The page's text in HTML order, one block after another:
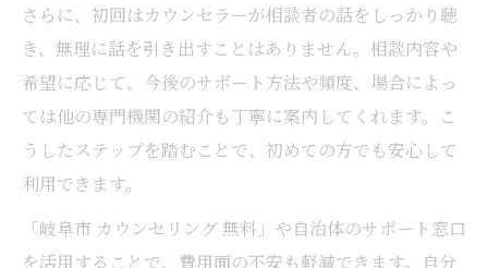
さらに、初回はカウンセラーが相談者の話をしっかり聴
き、無理に話を引き出すことはありません。相談内容や
希望に応じて、今後のサポート方法や頻度、場合によっ
ては他の専門機関の紹介も丁寧に案内してくれます。こ
うしたステップを踏むことで、初めての方でも安心して
利用できます。
「岐阜市 カウンセリング 無料」や自治体のサポート窓口
を活用することで、費用面の不安も軽減できます。自分